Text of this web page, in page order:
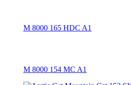
M 8000 165 HDC A1
M 8000 154 MC A1